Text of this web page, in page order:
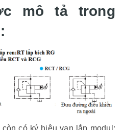
mô tả trong
có ký hiệu van lắp modul: